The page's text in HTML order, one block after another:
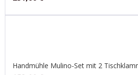
Handmühle Mulino-Set mit 2